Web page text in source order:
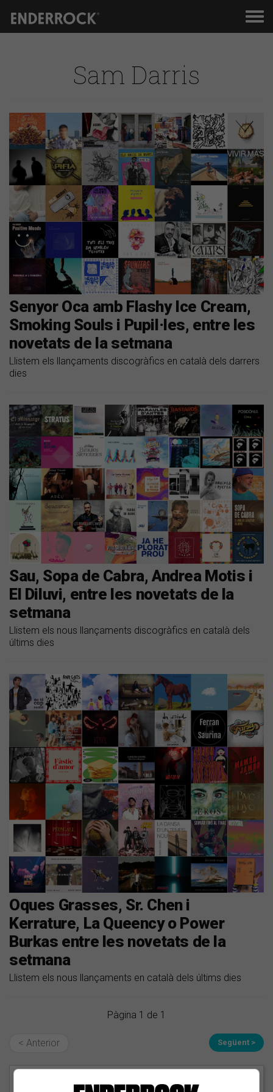
Sam Darris
Senyor Oca amb Flashy Ice Cream,
Smoking Souls i Pupil·les, entre les
novetats de la setmana
Llistem els llançaments discogràfics en català dels darrers
dies
Sau, Sopa de Cabra, Andrea Motis i
El Diluvi, entre les novetats de la
setmana
Llistem els nous llançaments discogràfics en català dels
últims dies
Oques Grasses, Sr. Chen i
Kerrature, La Queency o Power
Burkas entre les novetats de la
setmana
Llistem els nous llançaments en català dels últims dies
Pàgina 1 de 1
< Anterior Següent >
EN PORTADA